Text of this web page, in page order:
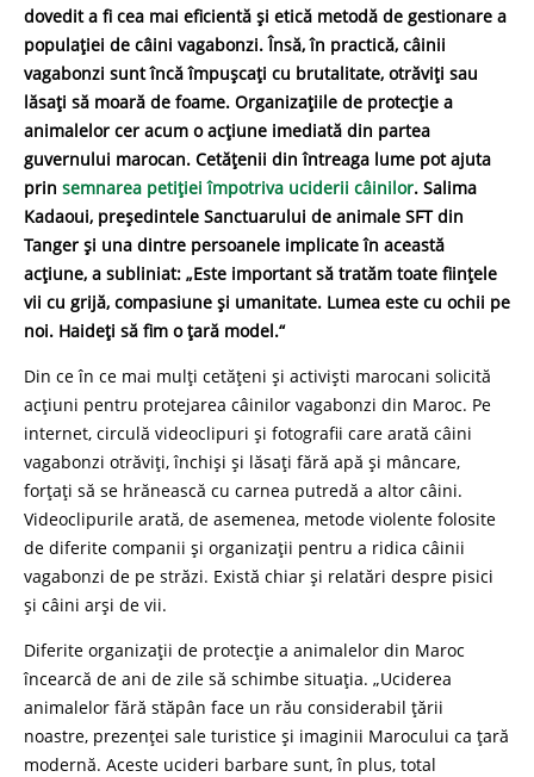
dovedit a fi cea mai eficientă și etică metodă de gestionare a
populației de câini vagabonzi. Însă, în practică, câinii
vagabonzi sunt încă împușcați cu brutalitate, otrăviți sau
lăsați să moară de foame. Organizațiile de protecție a
animalelor cer acum o acțiune imediată din partea
guvernului marocan. Cetățenii din întreaga lume pot ajuta
prin semnarea petiției împotriva uciderii câinilor. Salima
Kadaoui, președintele Sanctuarului de animale SFT din
Tanger și una dintre persoanele implicate în această
acțiune, a subliniat: „Este important să tratăm toate ființele
vii cu grijă, compasiune și umanitate. Lumea este cu ochii pe
noi. Haideți să fim o țară model.“
Din ce în ce mai mulți cetățeni și activiști marocani solicită
acțiuni pentru protejarea câinilor vagabonzi din Maroc. Pe
internet, circulă videoclipuri și fotografii care arată câini
vagabonzi otrăviți, închiși și lăsați fără apă și mâncare,
forțați să se hrănească cu carnea putredă a altor câini.
Videoclipurile arată, de asemenea, metode violente folosite
de diferite companii și organizații pentru a ridica câinii
vagabonzi de pe străzi. Există chiar și relatări despre pisici
și câini arși de vii.
Diferite organizații de protecție a animalelor din Maroc
încearcă de ani de zile să schimbe situația. „Uciderea
animalelor fără stăpân face un rău considerabil țării
noastre, prezenței sale turistice și imaginii Marocului ca țară
modernă. Aceste ucideri barbare sunt, în plus, total